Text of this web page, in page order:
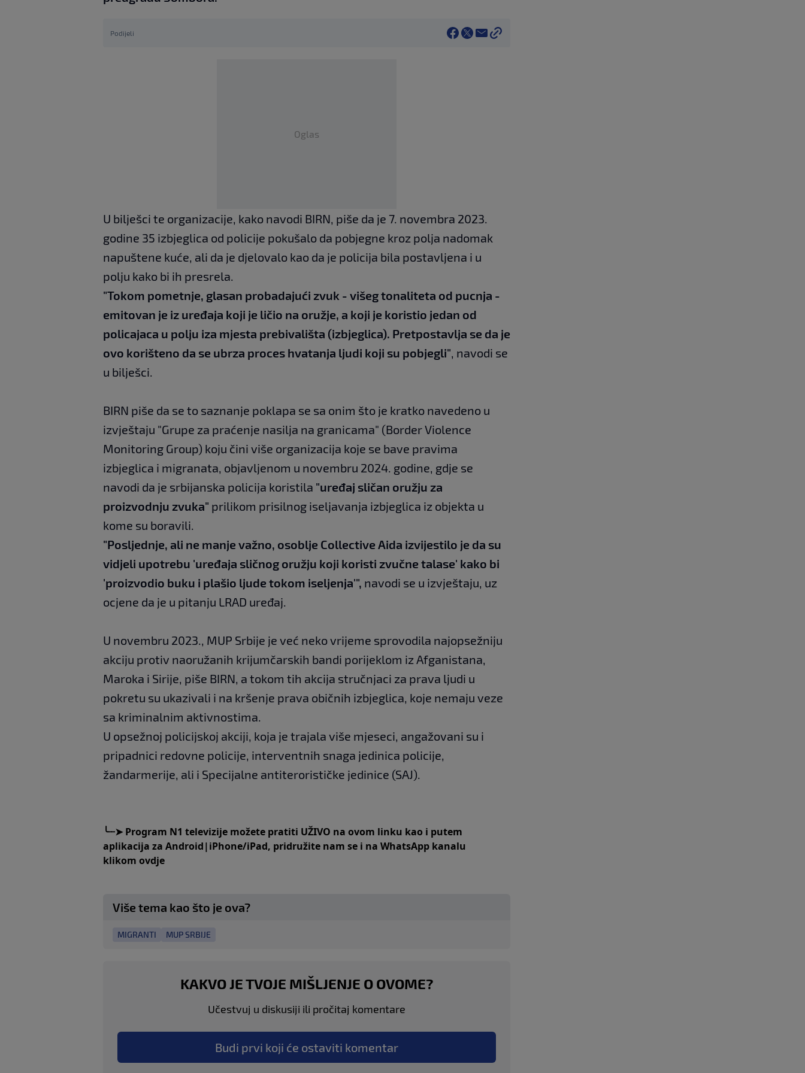
Podijeli
Oglas
U bilješci te organizacije, kako navodi BIRN, piše da je 7. novembra 2023.
godine 35 izbjeglica od policije pokušalo da pobjegne kroz polja nadomak
napuštene kuće, ali da je djelovalo kao da je policija bila postavljena i u
polju kako bi ih presrela.
"Tokom pometnje, glasan probadajući zvuk - višeg tonaliteta od pucnja -
emitovan je iz uređaja koji je ličio na oružje, a koji je koristio jedan od
policajaca u polju iza mjesta prebivališta (izbjeglica). Pretpostavlja se da je
ovo korišteno da se ubrza proces hvatanja ljudi koji su pobjegli" , navodi se
u bilješci.
BIRN piše da se to saznanje poklapa se sa onim što je kratko navedeno u
izvještaju "Grupe za praćenje nasilja na granicama" (Border Violence
Monitoring Group) koju čini više organizacija koje se bave pravima
izbjeglica i migranata, objavljenom u novembru 2024. godine, gdje se
navodi da je srbijanska policija koristila "uređaj sličan oružju za
proizvodnju zvuka" prilikom prisilnog iseljavanja izbjeglica iz objekta u
kome su boravili.
"Posljednje, ali ne manje važno, osoblje Collective Aida izvijestilo je da su
vidjeli upotrebu 'uređaja sličnog oružju koji koristi zvučne talase' kako bi
'proizvodio buku i plašio ljude tokom iseljenja'", navodi se u izvještaju, uz
ocjene da je u pitanju LRAD uređaj.
U novembru 2023., MUP Srbije je već neko vrijeme sprovodila najopsežniju
akciju protiv naoružanih krijumčarskih bandi porijeklom iz Afganistana,
Maroka i Sirije, piše BIRN, a tokom tih akcija stručnjaci za prava ljudi u
pokretu su ukazivali i na kršenje prava običnih izbjeglica, koje nemaju veze
sa kriminalnim aktivnostima.
U opsežnoj policijskoj akciji, koja je trajala više mjeseci, angažovani su i
pripadnici redovne policije, interventnih snaga jedinica policije,
žandarmerije, ali i Specijalne antiterorističke jedinice (SAJ).
╰┈➤Program N1 televizije možete pratiti UŽIVO na ovom linku kao i putem
aplikacija za Android|iPhone/iPad, pridružite nam se i na WhatsApp kanalu
klikom ovdje
Više tema kao što je ova?
MIGRANTI MUP SRBIJE
KAKVO JE TVOJE MIŠLJENJE O OVOME?
Učestvuj u diskusiji ili pročitaj komentare
Budi prvi koji će ostaviti komentar